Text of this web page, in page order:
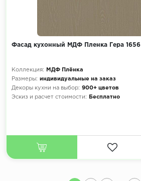
Фасад кухонный МДФ Пленка Гера 1656
Коллекция:
МДФ Плёнка
Размеры: индивидуальные на заказ
Декоры кухни на выбор: 900+ цветов
Эскиз и расчет стоимости:
Бесплатно